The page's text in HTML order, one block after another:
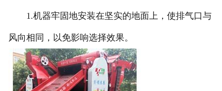
1.机器牢固地安装在坚实的地面上，使排气口与
风向相同，以免影响选择效果。